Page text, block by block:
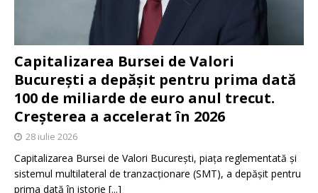
Capitalizarea Bursei de Valori
București a depășit pentru prima dată
100 de miliarde de euro anul trecut.
Creșterea a accelerat în 2026
28 iulie 2026
Capitalizarea Bursei de Valori București, piața reglementată și
sistemul multilateral de tranzacționare (SMT), a depășit pentru
prima dată în istorie [...]